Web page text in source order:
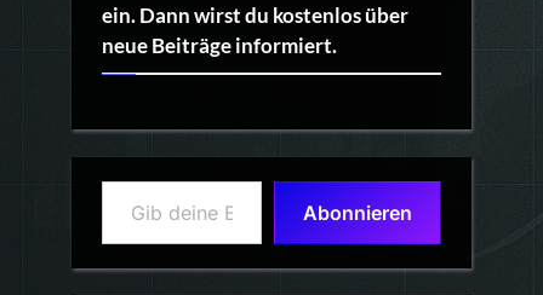
ein. Dann wirst du kostenlos über
neue Beiträge informiert.
Gib deine E-Mail-Adresse ein ...
Abonnieren